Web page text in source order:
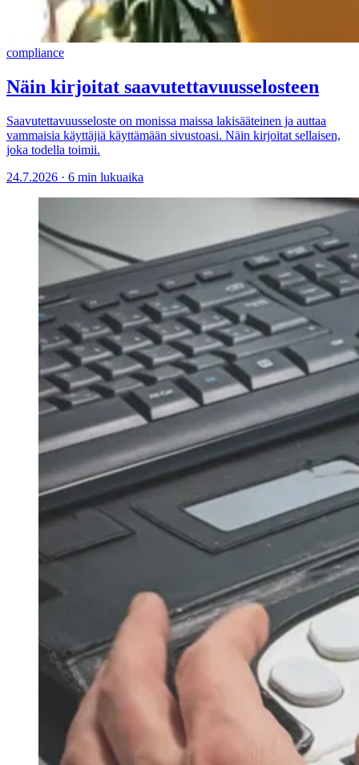
compliance
Näin kirjoitat saavutettavuusselosteen
Saavutettavuusseloste on monissa maissa lakisääteinen ja auttaa
vammaisia käyttäjiä käyttämään sivustoasi. Näin kirjoitat sellaisen,
joka todella toimii.
24.7.2026 · 6 min lukuaika